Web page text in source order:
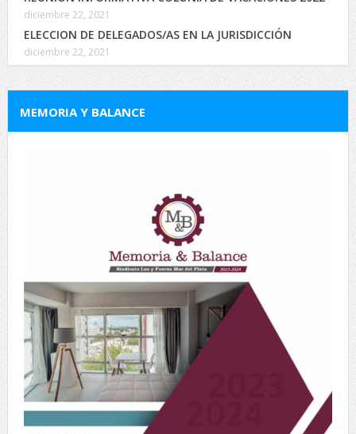
diciembre 22, 2021
ELECCION DE DELEGADOS/AS EN LA JURISDICCIÓN
diciembre 22, 2021
MEMORIA Y BALANCE